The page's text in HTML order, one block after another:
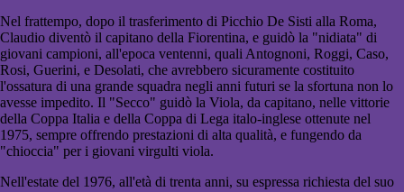
Nel frattempo, dopo il trasferimento di Picchio De Sisti alla Roma,
Claudio diventò il capitano della Fiorentina, e guidò la "nidiata" di
giovani campioni, all'epoca ventenni, quali Antognoni, Roggi, Caso,
Rosi, Guerini, e Desolati, che avrebbero sicuramente costituito
l'ossatura di una grande squadra negli anni futuri se la sfortuna non lo
avesse impedito. Il "Secco" guidò la Viola, da capitano, nelle vittorie
della Coppa Italia e della Coppa di Lega italo-inglese ottenute nel
1975, sempre offrendo prestazioni di alta qualità, e fungendo da
"chioccia" per i giovani virgulti viola.
Nell'estate del 1976, all'età di trenta anni, su espressa richiesta del suo